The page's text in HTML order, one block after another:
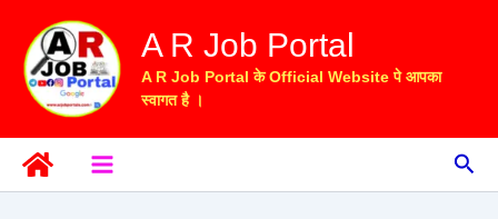
content
A R Job Portal
A R Job Portal के Official Website पे आपका
स्वागत है ।